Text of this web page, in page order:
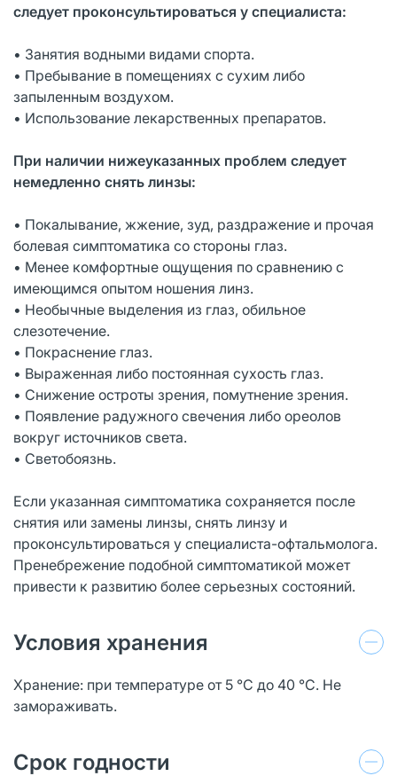
следует проконсультироваться у специалиста:
• Занятия водными видами спорта.
• Пребывание в помещениях с сухим либо
запыленным воздухом.
• Использование лекарственных препаратов.
При наличии нижеуказанных проблем следует
немедленно снять линзы:
• Покалывание, жжение, зуд, раздражение и прочая
болевая симптоматика со стороны глаз.
• Менее комфортные ощущения по сравнению с
имеющимся опытом ношения линз.
• Необычные выделения из глаз, обильное
слезотечение.
• Покраснение глаз.
• Выраженная либо постоянная сухость глаз.
• Снижение остроты зрения, помутнение зрения.
• Появление радужного свечения либо ореолов
вокруг источников света.
• Светобоязнь.
Если указанная симптоматика сохраняется после
снятия или замены линзы, снять линзу и
проконсультироваться у специалиста-офтальмолога.
Пренебрежение подобной симптоматикой может
привести к развитию более серьезных состояний.
Условия хранения
Хранение: при температуре от 5 °C до 40 °C. Не
замораживать.
Срок годности